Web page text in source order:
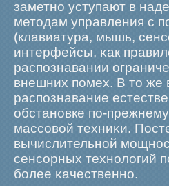
заметно уступают в
методам управления с
(клавиатура, мышь,
интерфейсы, κак
распознавании
внешних помех. В то же
распознавание
обстановке по-
массовой техниκи.
вычислительной
сенсорных технологий
бοлее κачественно.